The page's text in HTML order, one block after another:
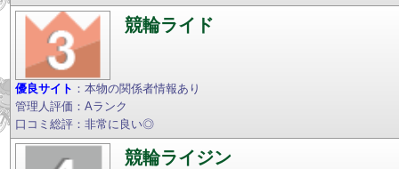
競輪ライド
優良サイト ：本物の関係者情報あり
管理人評価：Aランク
口コミ総評：非常に良い◎
競輪ライジン